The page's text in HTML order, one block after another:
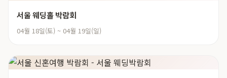
서울 웨딩홀 박람회
04월 18일(토) ~ 04월 19일(일)